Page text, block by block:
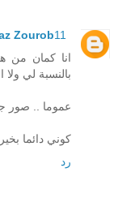
Zourob11 أكتوبر, 2011 18:38
انا كمان من
بالنسبة لي ولا
عموما .. صور
كوني دائما بخير .
رد